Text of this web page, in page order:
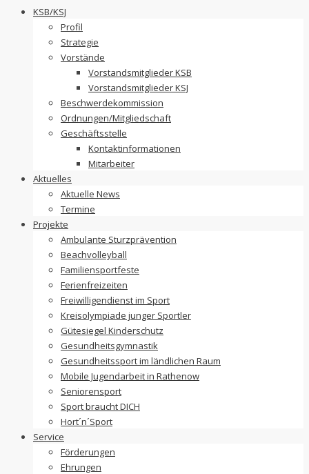
KSB/KSJ
Profil
Strategie
Vorstände
Vorstandsmitglieder KSB
Vorstandsmitglieder KSJ
Beschwerdekommission
Ordnungen/Mitgliedschaft
Geschäftsstelle
Kontaktinformationen
Mitarbeiter
Aktuelles
Aktuelle News
Termine
Projekte
Ambulante Sturzprävention
Beachvolleyball
Familiensportfeste
Ferienfreizeiten
Freiwilligendienst im Sport
Kreisolympiade junger Sportler
Gütesiegel Kinderschutz
Gesundheitsgymnastik
Gesundheitssport im ländlichen Raum
Mobile Jugendarbeit in Rathenow
Seniorensport
Sport braucht DICH
Hort´n´Sport
Service
Förderungen
Ehrungen